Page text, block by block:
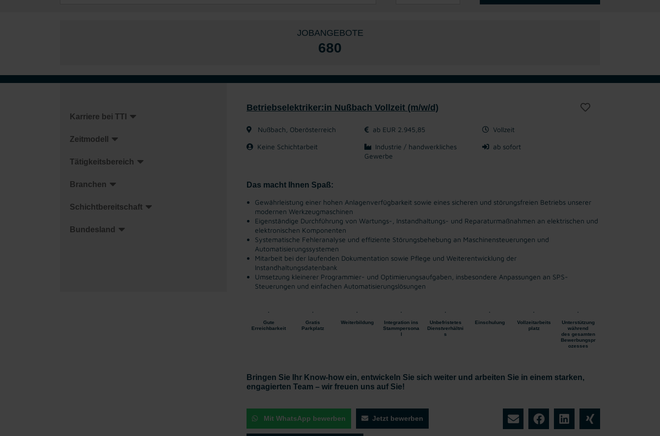
JOBANGEBOTE
680
Karriere bei TTI
Zeitmodell
Tätigkeitsbereich
Branchen
Schichtbereitschaft
Bundesland
Betriebselektriker:in Nußbach Vollzeit (m/w/d)
Nußbach, Oberösterreich ab EUR 2.945,85 Vollzeit
Keine Schichtarbeit
Industrie / handwerkliches
Gewerbe
ab sofort
Das macht Ihnen Spaß:
Gewährleistung einer hohen Anlagenverfügbarkeit sowie eines sicheren und störungsfreien Betriebs unserer
modernen Werkzeugmaschinen
Eigenständige Durchführung von Wartungs-, Instandhaltungs- und Reparaturmaßnahmen an elektrischen und
elektronischen Komponenten
Systematische Fehleranalyse und effiziente Störungsbehebung an Maschinensteuerungen und
Automatisierungssystemen
Mitarbeit bei der laufenden Dokumentation sowie Pflege und Weiterentwicklung der
Instandhaltungsdatenbank
Umsetzung kleinerer Programmier- und Optimierungsaufgaben, insbesondere Anpassungen an SPS-
Steuerungen und einfachen Automatisierungslösungen
Gute
Erreichbarkeit
Gratis
Parkplatz
Weiterbildung
Integration ins
Stammpersona
l
Unbefristetes
Dienstverhältni
s
Einschulung
Vollzeitarbeits
platz
Unterstützung
während
des gesamten
Bewerbungspr
ozesses
Bringen Sie Ihr Know-how ein, entwickeln Sie sich weiter und arbeiten Sie in einem starken,
engagierten Team – wir freuen uns auf Sie!
Mit WhatsApp bewerben Jetzt bewerben